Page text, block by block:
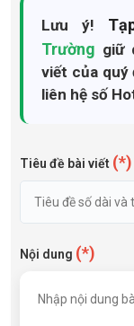
Lưu ý!
Trường giữ
viết của quý
liên hệ số
Tiêu đề bài viết (*)
Nội dung (*)